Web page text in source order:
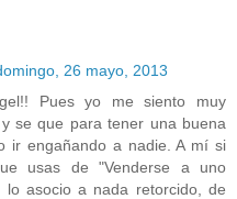
26 mayo, 2013
Pues yo me siento muy
se que para tener una buena
ir engañando a nadie. A mí si
usas de "Venderse a uno
asocio a nada retorcido, de